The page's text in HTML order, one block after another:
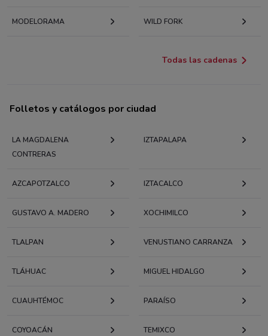
MODELORAMA WILD FORK
Todas las cadenas
Folletos y catálogos por ciudad
LA MAGDALENA
CONTRERAS
IZTAPALAPA
AZCAPOTZALCO IZTACALCO
GUSTAVO A. MADERO XOCHIMILCO
TLALPAN VENUSTIANO CARRANZA
TLÁHUAC MIGUEL HIDALGO
CUAUHTÉMOC PARAÍSO
COYOACÁN TEMIXCO